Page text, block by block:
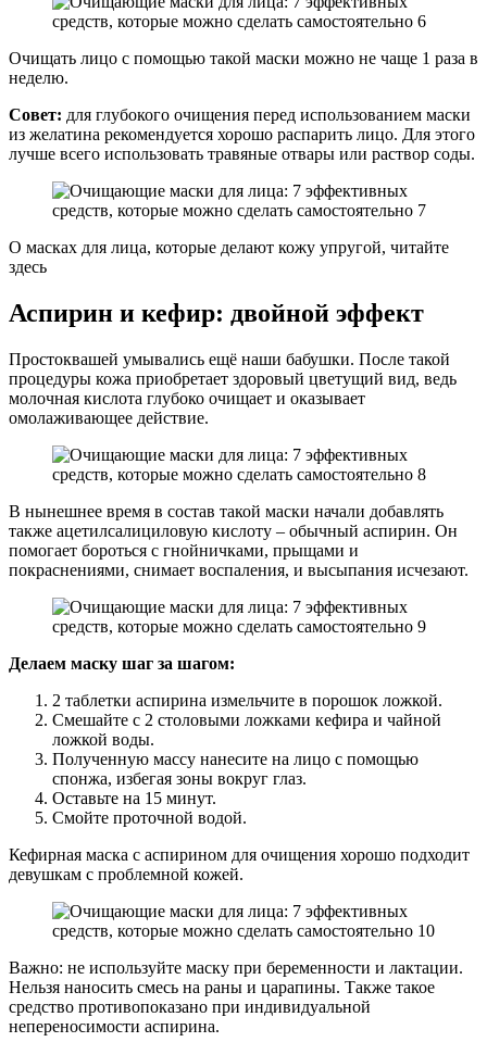
Очищать лицо с помощью такой маски можно не чаще 1 раза в
неделю.
Совет: для глубокого очищения перед использованием маски
из желатина рекомендуется хорошо распарить лицо. Для этого
лучше всего использовать травяные отвары или раствор соды.
О масках для лица, которые делают кожу упругой, читайте
здесь
Аспирин и кефир: двойной эффект
Простоквашей умывались ещё наши бабушки. После такой
процедуры кожа приобретает здоровый цветущий вид, ведь
молочная кислота глубоко очищает и оказывает
омолаживающее действие.
В нынешнее время в состав такой маски начали добавлять
также ацетилсалициловую кислоту – обычный аспирин. Он
помогает бороться с гнойничками, прыщами и
покраснениями, снимает воспаления, и высыпания исчезают.
Делаем маску шаг за шагом:
2 таблетки аспирина измельчите в порошок ложкой.
Смешайте с 2 столовыми ложками кефира и чайной
ложкой воды.
Полученную массу нанесите на лицо с помощью
спонжа, избегая зоны вокруг глаз.
Оставьте на 15 минут.
Смойте проточной водой.
Кефирная маска с аспирином для очищения хорошо подходит
девушкам с проблемной кожей.
Важно: не используйте маску при беременности и лактации.
Нельзя наносить смесь на раны и царапины. Также такое
средство противопоказано при индивидуальной
непереносимости аспирина.